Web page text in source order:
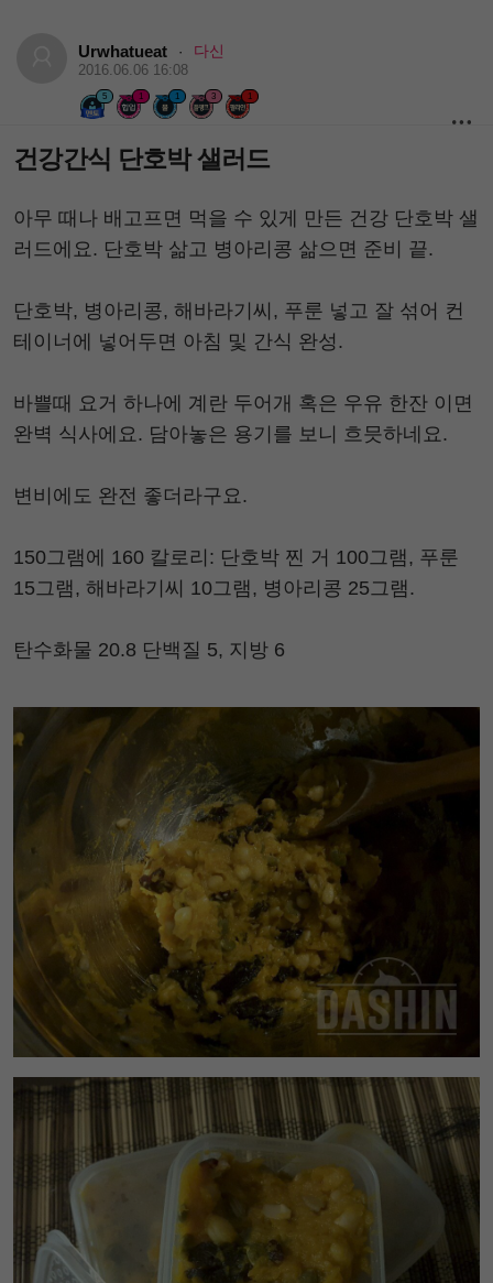
Urwhatueat · 다신
2016.06.06 16:08
5 1 1 3 1
건강간식 단호박 샐러드
아무 때나 배고프면 먹을 수 있게 만든 건강 단호박 샐
러드에요. 단호박 삶고 병아리콩 삶으면 준비 끝.
단호박, 병아리콩, 해바라기씨, 푸룬 넣고 잘 섞어 컨
테이너에 넣어두면 아침 및 간식 완성.
바쁠때 요거 하나에 계란 두어개 혹은 우유 한잔 이면
완벽 식사에요. 담아놓은 용기를 보니 흐믓하네요.
변비에도 완전 좋더라구요.
150그램에 160 칼로리: 단호박 찐 거 100그램, 푸룬
15그램, 해바라기씨 10그램, 병아리콩 25그램.
탄수화물 20.8 단백질 5, 지방 6